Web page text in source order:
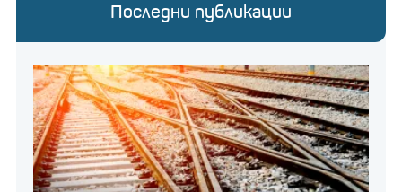
Последни публикации